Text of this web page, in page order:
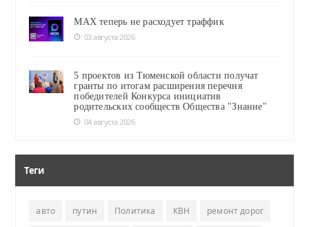
MAX теперь не расходует траффик
03 августа 2026
5 проектов из Тюменской области получат
гранты по итогам расширения перечня
победителей Конкурса инициатив
родительских сообществ Общества "Знание"
04 августа 2026
Теги
авто путин Политика КВН ремонт дорог